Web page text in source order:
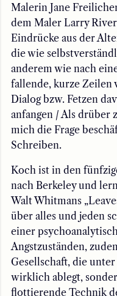
Malerin Jane
dem Maler Larry
Eindrücke aus der
die wie
anderem wie nach
fallende, kurze
Dialog bzw. Fetzen
anfangen / Als drüber
mich die Frage
Schreiben.
Koch ist in den
nach Berkeley und
Walt Whitmans
über alles und jeden
einer
Angstzuständen,
Gesellschaft, die
wirklich ablegt,
flottierende Technik